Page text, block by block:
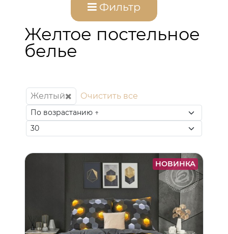
Фильтр
Желтое постельное
белье
Желтый Очистить все
НОВИНКА